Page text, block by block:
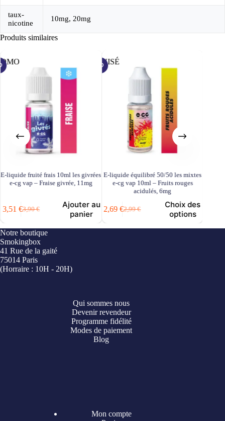
taux-
nicotine
10mg, 20mg
Produits similaires
E-liquide fruité frais 10ml les givrées
e-cg vap – Fraise givrée, 11mg
3,90€
Le
initial
était :
3,90 €.
3,51 €Le
actuel
est :
3,51 €.
Ajouter au
panier
ÉPUISÉ
E-liquide équilibré 50/50 les mixtes
e-cg vap 10ml – Fruits rouges
acidulés, 6mg
2,99€
Le
initial
2,69 €Le
actuel
Choix des
options
Notre boutique
Smokingbox
41 Rue de la gaité
75014 Paris
(Horraire : 10H - 20H)
Qui sommes nous
Devenir revendeur
Programme fidélité
Modes de paiement
Blog
Mon compte